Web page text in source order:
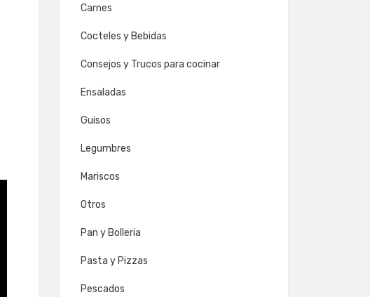
Carnes
Cocteles y Bebidas
Consejos y Trucos para cocinar
Ensaladas
Guisos
Legumbres
Mariscos
Otros
Pan y Bolleria
Pasta y Pizzas
Pescados